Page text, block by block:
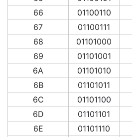
66
01100110
67
01100111
68
01101000
69
01101001
6A
01101010
6B
01101011
6C
01101100
6D
01101101
6E
01101110